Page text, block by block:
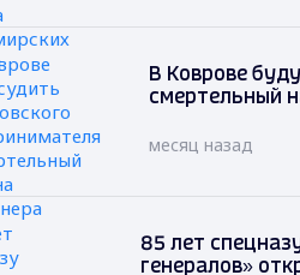
В Коврове
смертельный
месяц назад
85 лет
генералов»